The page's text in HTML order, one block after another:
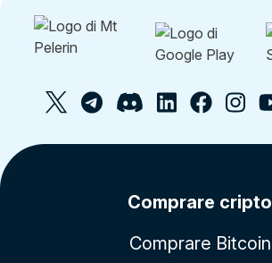
Comprare cripto
Comprare Bitcoin